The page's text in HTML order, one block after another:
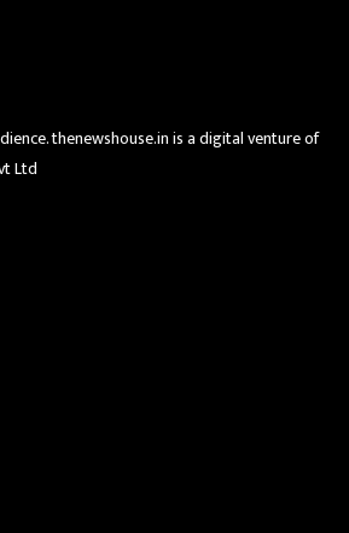
thenewshouse.in is a digital venture of
Ltd